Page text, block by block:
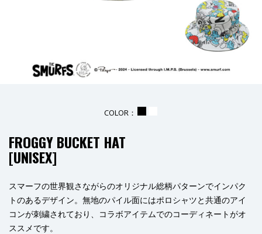
COLOR： _
FROGGY BUCKET HAT
[UNISEX]
スマーフの世界観さながらのオリジナル総柄パターンでインパク
トのあるデザイン。無地のパイル面にはポロシャツと共通のアイ
コンが刺繍されており、コラボアイテムでのコーディネートがオ
ススメです。